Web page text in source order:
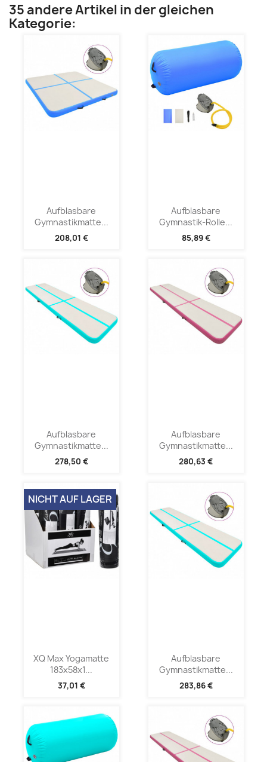
35 andere Artikel in der gleichen
Kategorie:
Aufblasbare
Gymnastikmatte...
208,01 €
Aufblasbare
Gymnastik-Rolle...
85,89 €
Aufblasbare
Gymnastikmatte...
278,50 €
Aufblasbare
Gymnastikmatte...
280,63 €
XQ Max Yogamatte
183x58x1...
37,01 €
NICHT AUF LAGER
Aufblasbare
Gymnastikmatte...
283,86 €